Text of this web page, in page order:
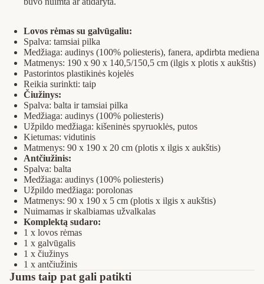
Lovos rėmas su galvūgaliu:
Spalva: tamsiai pilka
Medžiaga: audinys (100% poliesteris), fanera, apdirbta mediena
Matmenys: 190 x 90 x 140,5/150,5 cm (ilgis x plotis x aukštis)
Pastorintos plastikinės kojelės
Reikia surinkti: taip
Čiužinys:
Spalva: balta ir tamsiai pilka
Medžiaga: audinys (100% poliesteris)
Užpildo medžiaga: kišeninės spyruoklės, putos
Kietumas: vidutinis
Matmenys: 90 x 190 x 20 cm (plotis x ilgis x aukštis)
Antčiužinis:
Spalva: balta
Medžiaga: audinys (100% poliesteris)
Užpildo medžiaga: porolonas
Matmenys: 90 x 190 x 5 cm (plotis x ilgis x aukštis)
Nuimamas ir skalbiamas užvalkalas
Komplektą sudaro:
1 x lovos rėmas
1 x galvūgalis
1 x čiužinys
1 x antčiužinis
Jums taip pat gali patikti
Privatumo strategija